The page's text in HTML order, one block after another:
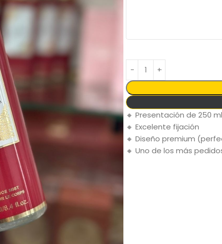
🔸 Presentación de 250 ml
🔸 Excelente fijación
🔸 Diseño premium
🔸 Uno de los más